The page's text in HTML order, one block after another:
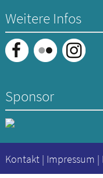
Weitere Infos
Sponsor
Kontakt | Impressum |